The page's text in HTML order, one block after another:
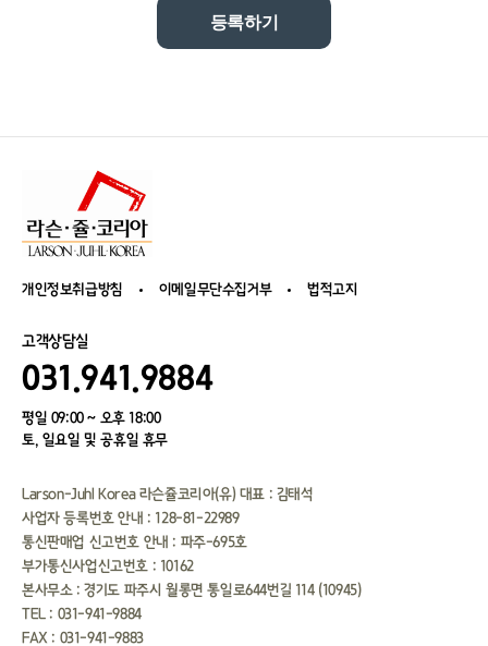
등록하기
개인정보취급방침 이메일무단수집거부 법적고지
고객상담실
031.941.9884
평일 09:00 ~ 오후 18:00
토, 일요일 및 공휴일 휴무
Larson-Juhl Korea 라슨쥴코리아(유) 대표 : 김태석
사업자 등록번호 안내 : 128-81-22989
통신판매업 신고번호 안내 : 파주-695호
부가통신사업신고번호 : 10162
본사무소 : 경기도 파주시 월롱면 통일로644번길 114 (10945）
TEL : 031-941-9884
FAX : 031-941-9883